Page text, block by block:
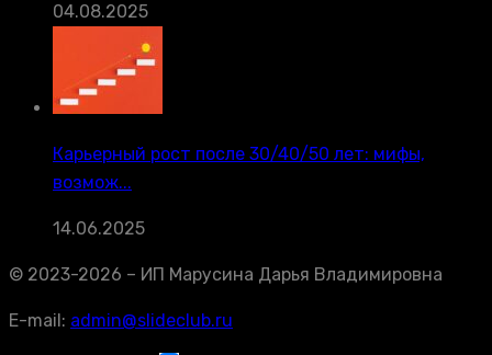
04.08.2025
Карьерный рост после 30/40/50 лет: мифы,
возмож...
14.06.2025
© 2023-2026 – ИП Марусина Дарья Владимировна
E-mail: admin@slideclub.ru